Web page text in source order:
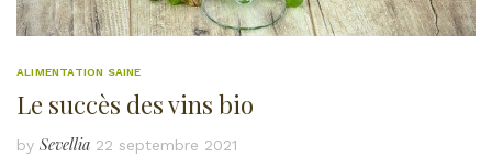
ALIMENTATION SAINE
Le succès des vins bio
by Sevellia 22 septembre 2021